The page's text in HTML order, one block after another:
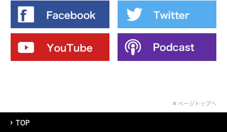
ページトップへ
TOP